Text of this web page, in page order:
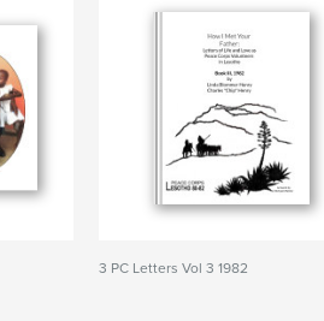
3 PC Letters Vol 3 1982